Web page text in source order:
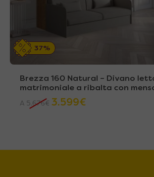
37%
Brezza 160 Natural – Divano
matrimoniale a ribalta con
A 5.676€ 3.599€